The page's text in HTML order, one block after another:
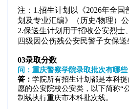
注：1.招生计划以《2026年全国
划及专业汇编》（历史/物理）公
2.保送生计划用于招收公安烈士
四级因公伤残公安民警子女保送
03录取分数
问：重庆警察学院录取批次有哪
答： 学院所有招生计划都是本科
愿的公安院校公安类，以下简称“
制线执行重庆市本科批次线。